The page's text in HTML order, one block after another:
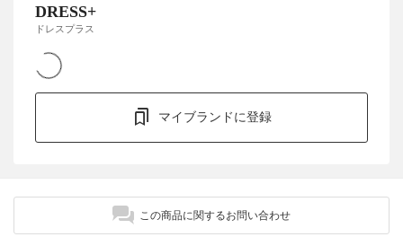
DRESS+
ドレスプラス
マイブランドに登録
この商品に関するお問い合わせ